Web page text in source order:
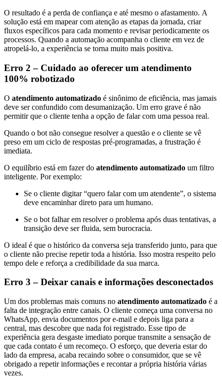
O resultado é a perda de confiança e até mesmo o afastamento. A
solução está em mapear com atenção as etapas da jornada, criar
fluxos específicos para cada momento e revisar periodicamente os
processos. Quando a automação acompanha o cliente em vez de
atropelá-lo, a experiência se torna muito mais positiva.
Erro 2 – Cuidado ao oferecer um atendimento
100% robotizado
O atendimento automatizado é sinônimo de eficiência, mas jamais
deve ser confundido com desumanização. Um erro grave é não
permitir que o cliente tenha a opção de falar com uma pessoa real.
Quando o bot não consegue resolver a questão e o cliente se vê
preso em um ciclo de respostas pré-programadas, a frustração é
imediata.
O equilíbrio está em fazer do atendimento automatizado um filtro
inteligente. Por exemplo:
Se o cliente digitar “quero falar com um atendente”, o sistema
deve encaminhar direto para um humano.
Se o bot falhar em resolver o problema após duas tentativas, a
transição deve ser fluida, sem burocracia.
O ideal é que o histórico da conversa seja transferido junto, para que
o cliente não precise repetir toda a história. Isso mostra respeito pelo
tempo dele e reforça a credibilidade da sua marca.
Erro 3 – Deixar canais e informações desconectados
Um dos problemas mais comuns no atendimento automatizado é a
falta de integração entre canais. O cliente começa uma conversa no
WhatsApp, envia documentos por e-mail e depois liga para a
central, mas descobre que nada foi registrado. Esse tipo de
experiência gera desgaste imediato porque transmite a sensação de
que cada contato é um recomeço. O esforço, que deveria estar do
lado da empresa, acaba recaindo sobre o consumidor, que se vê
obrigado a repetir informações e recontar a própria história várias
vezes.